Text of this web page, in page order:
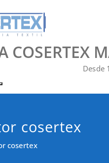
COSERTEX
Desde
cosertex
cosertex